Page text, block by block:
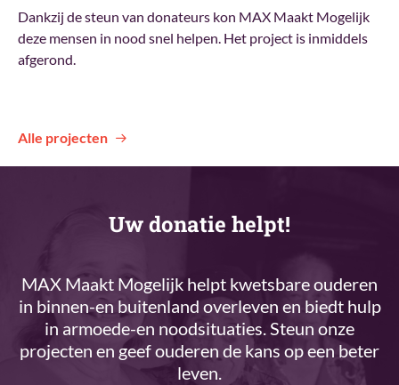
Dankzij de steun van donateurs kon MAX Maakt Mogelijk
deze mensen in nood snel helpen. Het project is inmiddels
afgerond.
Alle projecten
Uw donatie helpt!
MAX Maakt Mogelijk helpt kwetsbare ouderen
in binnen-en buitenland overleven en biedt hulp
in armoede-en noodsituaties. Steun onze
projecten en geef ouderen de kans op een beter
leven.